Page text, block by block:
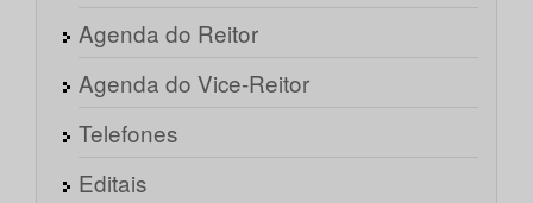
Agenda do Reitor
Agenda do Vice-Reitor
Telefones
Editais